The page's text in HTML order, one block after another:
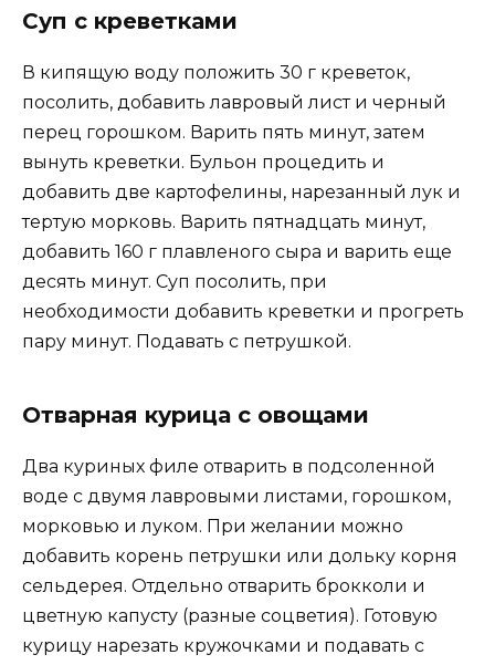
Суп с креветками
В кипящую воду положить 30 г креветок,
посолить, добавить лавровый лист и черный
перец горошком. Варить пять минут, затем
вынуть креветки. Бульон процедить и
добавить две картофелины, нарезанный лук и
тертую морковь. Варить пятнадцать минут,
добавить 160 г плавленого сыра и варить еще
десять минут. Суп посолить, при
необходимости добавить креветки и прогреть
пару минут. Подавать с петрушкой.
Отварная курица с овощами
Два куриных филе отварить в подсоленной
воде с двумя лавровыми листами, горошком,
морковью и луком. При желании можно
добавить корень петрушки или дольку корня
сельдерея. Отдельно отварить брокколи и
цветную капусту (разные соцветия). Готовую
курицу нарезать кружочками и подавать с